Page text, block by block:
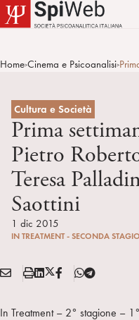
Home>Cinema e Psicoanalisi>
Cultura e Società
Prima
Pietro
Teresa
Saottini
1 dic 2015
IN TREATMENT - SECONDA
Condividi:
E
A
S L X F
T
In Treatment – 2° stagione –